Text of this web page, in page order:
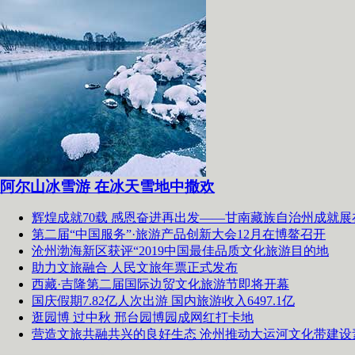
阿尔山冰雪游 在冰天雪地中撒欢
辉煌成就70载 感恩奋进再出发——甘南藏族自治州成就展
第二届“中国服务”·旅游产品创新大会12月在博鳌召开
沧州渤海新区获评“2019中国最佳品质文化旅游目的地
助力文旅融合 人民文旅年票正式发布
西藏·吉隆第二届国际边贸文化旅游节即将开幕
国庆假期7.82亿人次出游 国内旅游收入6497.1亿
逛园博 过中秋 邢台园博园成网红打卡地
营造文旅共融共兴的良好生态 沧州推动大运河文化带建设